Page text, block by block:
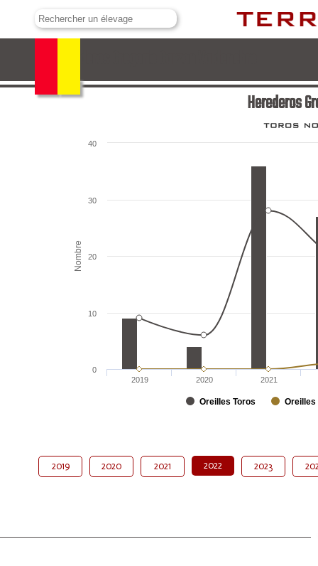
Herederos
Nombre
Oreilles Toros Oreilles
2019 2020 2021
0
10
20
30
40
2019 2020 2021 2022 2023